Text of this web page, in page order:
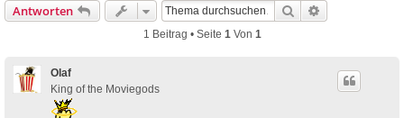
Antworten Suche
1 Beitrag • Seite 1Von 1
Olaf
King of the Moviegods